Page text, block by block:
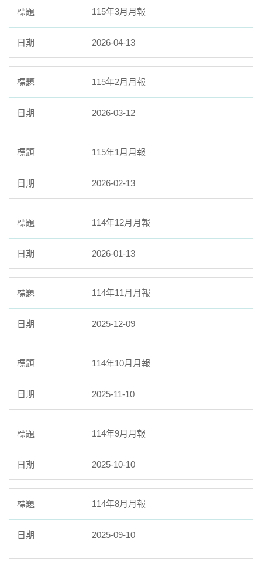
臺北市111年度臺北酷課雲師資增能推廣
教育品質保證
115年3月月報
2026-04-13
115年2月月報
2026-03-12
115年1月月報
2026-02-13
114年12月月報
2026-01-13
114年11月月報
2025-12-09
114年10月月報
2025-11-10
114年9月月報
2025-10-10
114年8月月報
2025-09-10